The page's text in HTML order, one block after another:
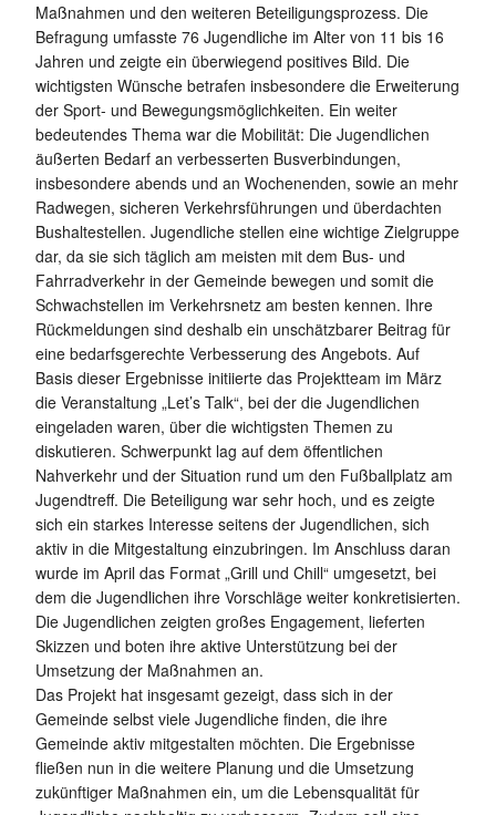
Maßnahmen und den weiteren Beteiligungsprozess. Die
Befragung umfasste 76 Jugendliche im Alter von 11 bis 16
Jahren und zeigte ein überwiegend positives Bild. Die
wichtigsten Wünsche betrafen insbesondere die Erweiterung
der Sport- und Bewegungsmöglichkeiten. Ein weiter
bedeutendes Thema war die Mobilität: Die Jugendlichen
äußerten Bedarf an verbesserten Busverbindungen,
insbesondere abends und an Wochenenden, sowie an mehr
Radwegen, sicheren Verkehrsführungen und überdachten
Bushaltestellen. Jugendliche stellen eine wichtige Zielgruppe
dar, da sie sich täglich am meisten mit dem Bus- und
Fahrradverkehr in der Gemeinde bewegen und somit die
Schwachstellen im Verkehrsnetz am besten kennen. Ihre
Rückmeldungen sind deshalb ein unschätzbarer Beitrag für
eine bedarfsgerechte Verbesserung des Angebots. Auf
Basis dieser Ergebnisse initiierte das Projektteam im März
die Veranstaltung „Let’s Talk“, bei der die Jugendlichen
eingeladen waren, über die wichtigsten Themen zu
diskutieren. Schwerpunkt lag auf dem öffentlichen
Nahverkehr und der Situation rund um den Fußballplatz am
Jugendtreff. Die Beteiligung war sehr hoch, und es zeigte
sich ein starkes Interesse seitens der Jugendlichen, sich
aktiv in die Mitgestaltung einzubringen. Im Anschluss daran
wurde im April das Format „Grill und Chill“ umgesetzt, bei
dem die Jugendlichen ihre Vorschläge weiter konkretisierten.
Die Jugendlichen zeigten großes Engagement, lieferten
Skizzen und boten ihre aktive Unterstützung bei der
Umsetzung der Maßnahmen an.
Das Projekt hat insgesamt gezeigt, dass sich in der
Gemeinde selbst viele Jugendliche finden, die ihre
Gemeinde aktiv mitgestalten möchten. Die Ergebnisse
fließen nun in die weitere Planung und die Umsetzung
zukünftiger Maßnahmen ein, um die Lebensqualität für